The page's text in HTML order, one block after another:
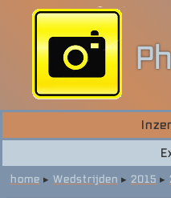
home ▸ Wedstrijden ▸ 2015 ▸